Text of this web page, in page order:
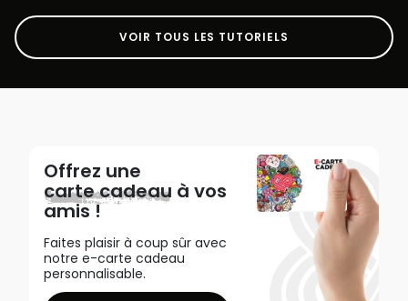
VOIR TOUS LES TUTORIELS
Offrez une
carte cadeau à vos
amis !
Faites plaisir à coup sûr avec
notre e-carte cadeau
personnalisable.